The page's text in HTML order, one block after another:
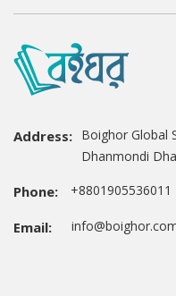
Address: Boighor Global
Dhanmondi
Phone: +8801905536011
Email: